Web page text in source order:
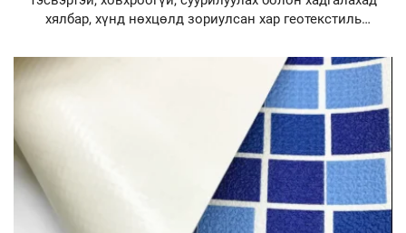
хялбар, хүнд нөхцөлд зориулсан хар геотекстиль